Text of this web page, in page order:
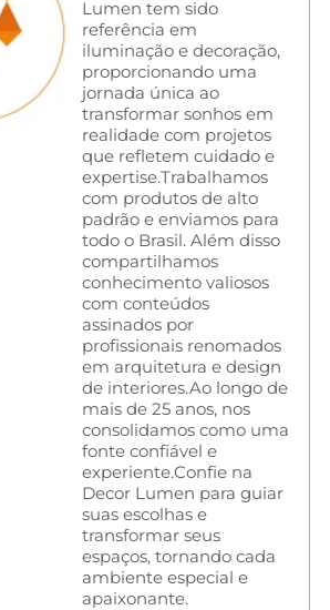
Lumen tem sido
referência em
iluminação e decoração,
proporcionando uma
jornada única ao
transformar sonhos em
realidade com projetos
que refletem cuidado e
expertise.Trabalhamos
com produtos de alto
padrão e enviamos para
todo o Brasil. Além disso
compartilhamos
conhecimento valiosos
com conteúdos
assinados por
profissionais renomados
em arquitetura e design
de interiores.Ao longo de
mais de 25 anos, nos
consolidamos como uma
fonte confiável e
experiente.Confie na
Decor Lumen para guiar
suas escolhas e
transformar seus
espaços, tornando cada
ambiente especial e
apaixonante.